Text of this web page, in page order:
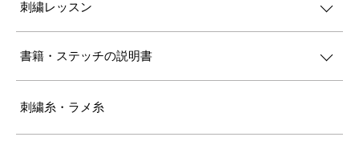
刺繍レッスン
書籍・ステッチの説明書
刺繍糸・ラメ糸